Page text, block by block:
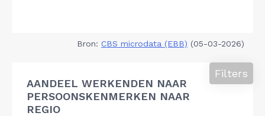
Bron: CBS microdata (EBB) (05-03-2026)
AANDEEL WERKENDEN NAAR
PERSOONSKENMERKEN NAAR
REGIO
Filters